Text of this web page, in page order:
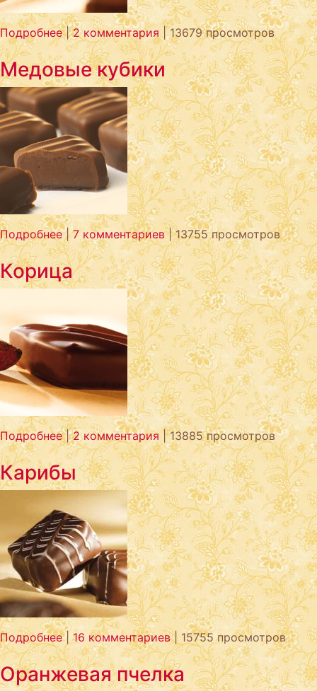
Подробнее|2 комментария | 13679 просмотров
Медовые кубики
Подробнее|7 комментариев| 13755 просмотров
Корица
Подробнее|2 комментария | 13885 просмотров
Карибы
Подробнее|16 комментариев| 15755 просмотров
Оранжевая пчелка